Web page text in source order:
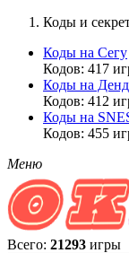
Коды и
Коды на Сегу
Кодов: 417
Коды на
Кодов: 412
Коды на
Кодов: 455
Меню
Всего: 21293 игры